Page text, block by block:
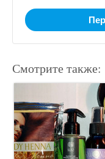
Смотрите также: